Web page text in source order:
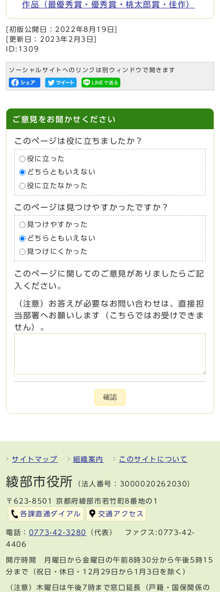
作品（最優秀賞・優秀賞・桃太郎賞・佳作）
[初版公開日： 2022年8月19日
[更新日： 2023年2月3日
ID:1309
ソーシャルサイトへのリンクは別ウィンドウで開きます
ご意見をお聞かせください
このページは役に立ちましたか？
役に立った
どちらともいえない
役に立たなかった
このページは見つけやすかったですか？
見つけやすかった
どちらともいえない
見つけにくかった
このページに関してのご意見がありましたらご記
入ください。
（注意）お答えが必要なお問い合わせは、直接担
当部署へお願いします（こちらではお受けできま
せん）。
確認
サイトマップ 組織案内 このサイトについて
綾部市役所 （法人番号：3000020262030）
〒623-8501 京都府綾部市若竹町8番地の1
各課直通ダイアル
交通アクセス
電話： 0773-42-3280
（代表） ファクス:0773-42-
4406
開庁時間 月曜日から金曜日の午前8時30分から午後5時15
分まで（祝日・休日・12月29日から1月3日を除く）
（注意）木曜日は午後7時まで窓口延長（戸籍・国保関係の